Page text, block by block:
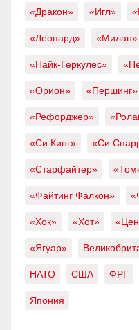
«Дракон» «Игл»
«Леопард» «Милан»
«Найк-Геркулес»
«Орион» «Першинг»
«Рефорджер»
«Си Кинг» «Си
«Старфайтер»
«Файтинг Фалкон»
«Хок» «Хот»
«Ягуар»
НАТО США ФРГ
Япония